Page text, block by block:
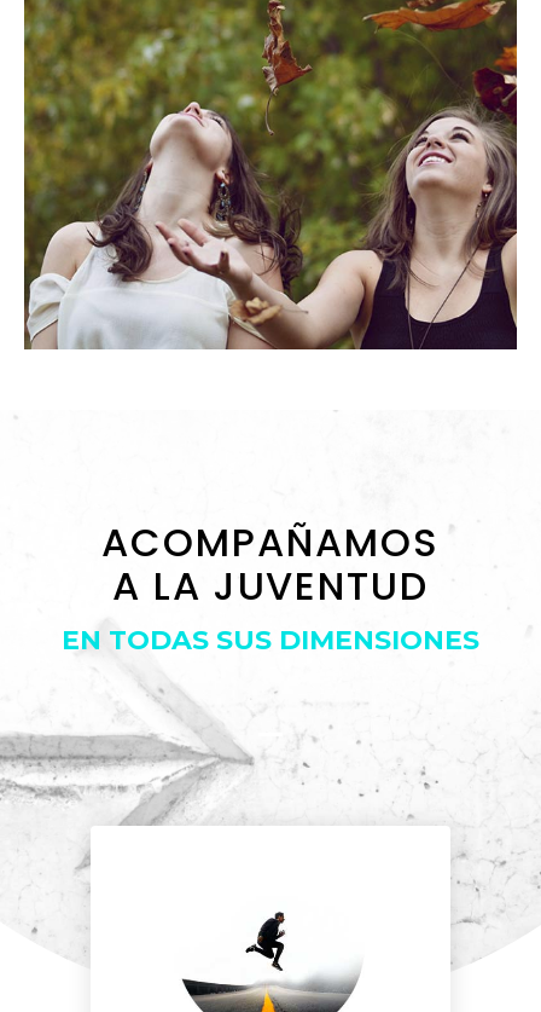
ACOMPAÑAMOS
A LA JUVENTUD
EN TODAS SUS DIMENSIONES